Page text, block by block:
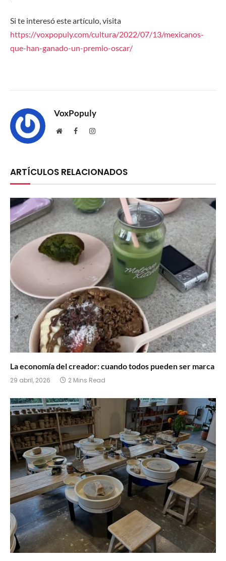
Si te interesó este artículo, visita
https://voxpopuly.com/cultura/2022/07/13/mexicanos-
que-han-ganado-un-premio-oscar/
VoxPopuly
WebsiteFacebookInstagram
ARTÍCULOS RELACIONADOS
La economía del creador: cuando todos pueden ser marca
29 abril, 2026 2 Mins Read